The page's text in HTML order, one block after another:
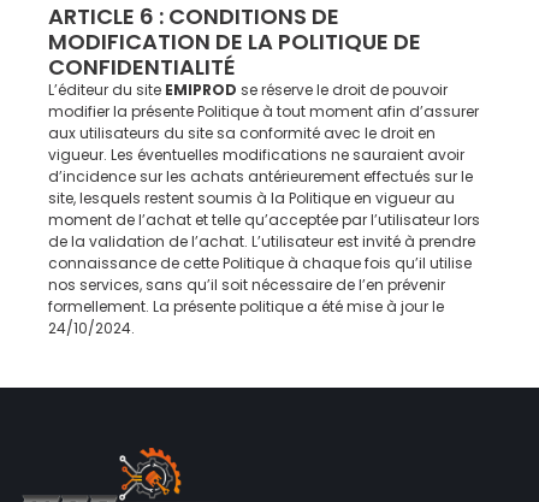
ARTICLE 6 : CONDITIONS DE
MODIFICATION DE LA POLITIQUE DE
CONFIDENTIALITÉ
L’éditeur du site EMIPROD se réserve le droit de pouvoir
modifier la présente Politique à tout moment afin d’assurer
aux utilisateurs du site sa conformité avec le droit en
vigueur. Les éventuelles modifications ne sauraient avoir
d’incidence sur les achats antérieurement effectués sur le
site, lesquels restent soumis à la Politique en vigueur au
moment de l’achat et telle qu’acceptée par l’utilisateur lors
de la validation de l’achat. L’utilisateur est invité à prendre
connaissance de cette Politique à chaque fois qu’il utilise
nos services, sans qu’il soit nécessaire de l’en prévenir
formellement. La présente politique a été mise à jour le
24/10/2024.